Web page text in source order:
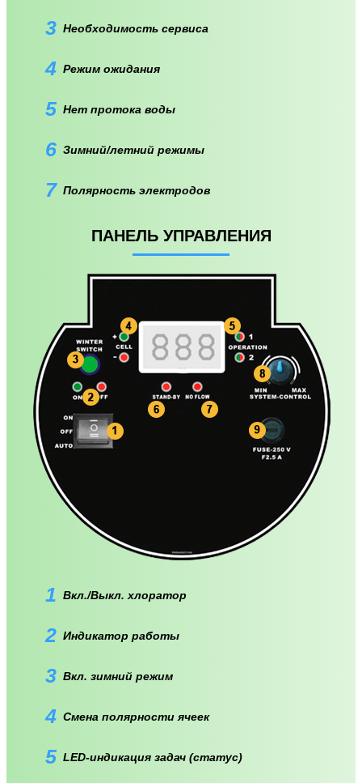
3 Необходимость сервиса
4 Режим ожидания
5 Нет протока воды
6 Зимний/летний режимы
7 Полярность электродов
ПАНЕЛЬ УПРАВЛЕНИЯ
1 Вкл./Выкл. хлоратор
2 Индикатор работы
3 Вкл. зимний режим
4 Смена полярности ячеек
5 LED-индикация задач (статус)